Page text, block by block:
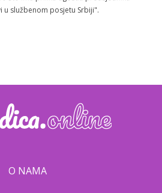
službenom posjetu Srbiji".
O NAMA